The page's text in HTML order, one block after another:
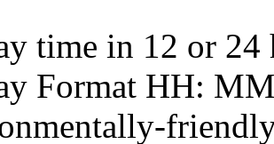
time in 12 or 24
Format HH: